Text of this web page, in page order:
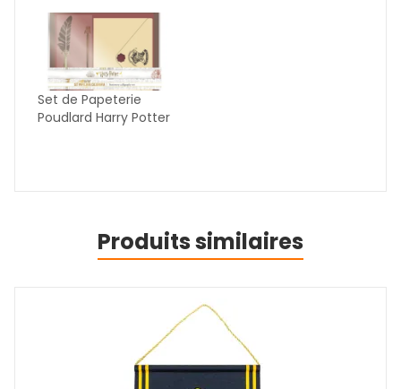
Set de Papeterie
Poudlard Harry Potter
Produits similaires